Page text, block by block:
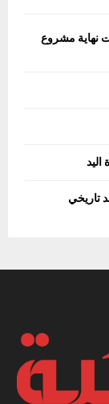
نهاية مشروع
تاريخي